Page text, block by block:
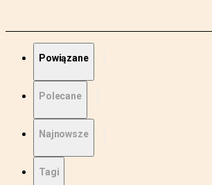
Powiązane
Polecane
Najnowsze
Tagi